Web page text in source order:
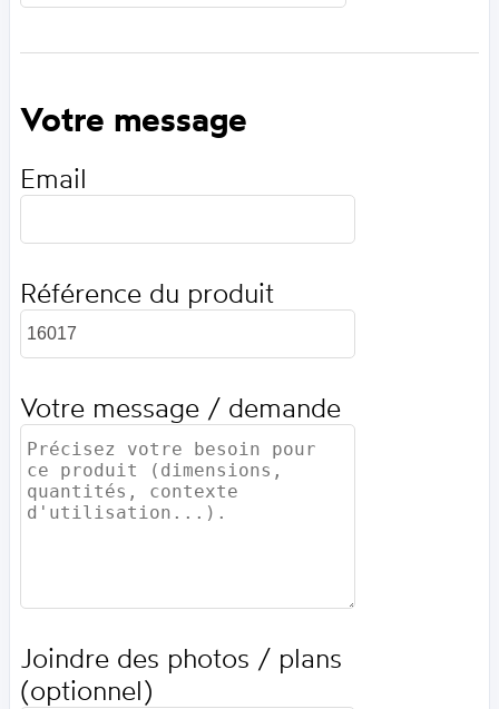
Votre message
Email
Référence du produit
Votre message / demande
Joindre des photos / plans
(optionnel)